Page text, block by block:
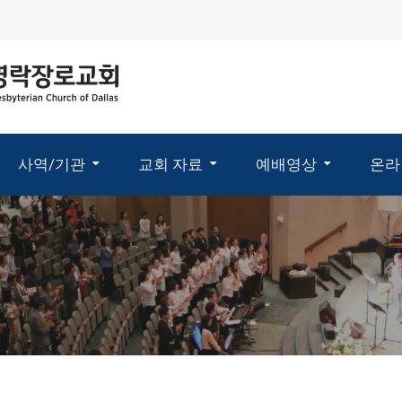
사역/기관 교회 자료 예배영상 온